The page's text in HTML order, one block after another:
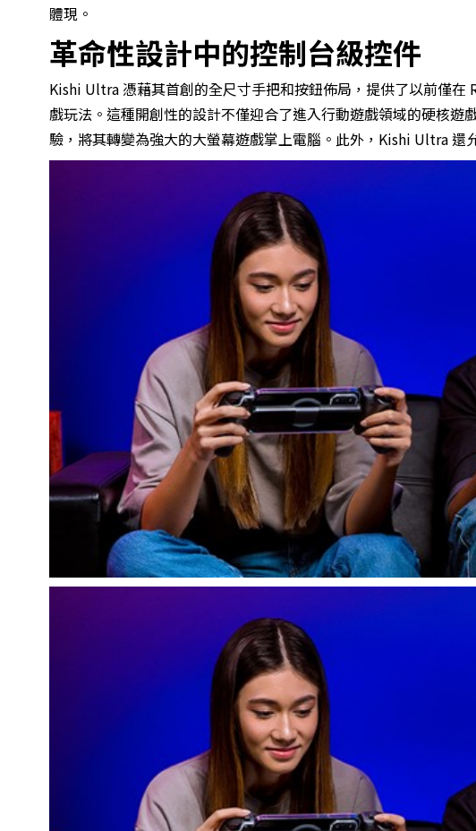
體現。
革命性設計中的控制台級控件
Kishi Ultra 憑藉其首創的全尺寸手把和按鈕佈局，提供了以前僅
戲玩法。這種開創性的設計不僅迎合了進入行動遊戲領域的硬核
驗，將其轉變為強大的大螢幕遊戲掌上電腦。此外，Kishi Ultra 還